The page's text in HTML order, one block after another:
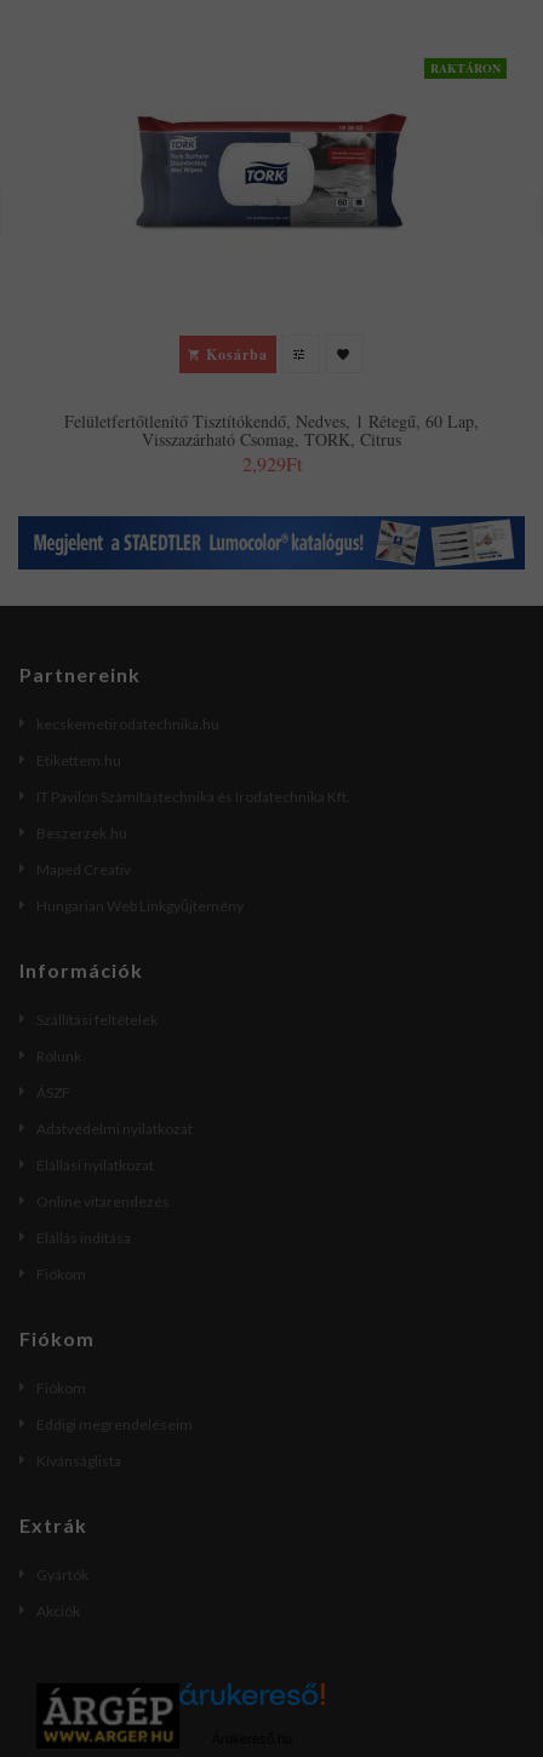
RAKTÁRON
Kosárba
Felületfertőtlenítő Tisztítókendő, Nedves, 1 Rétegű, 60 Lap,
Visszazárható Csomag, TORK, Citrus
2,929Ft
Partnereink
kecskemetirodatechnika.hu
Etikettem.hu
IT Pavilon Számítástechnika és Irodatechnika Kft.
Beszerzek.hu
Maped Creativ
Hungarian Web Linkgyűjtemény
Információk
Szállítási feltételek
Rólunk
ÁSZF
Adatvédelmi nyilatkozat
Elállási nyilatkozat
Online vitarendezés
Elállás indítása
Fiókom
Fiókom
Fiókom
Eddigi megrendeléseim
Kívánságlista
Extrák
Gyártók
Akciók